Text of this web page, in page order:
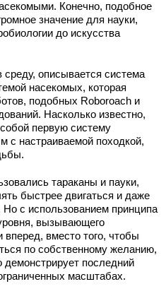
Конечно, подобное
значение для науки,
до искусства
описывается система
насекомых, которая
подобных Roboroach и
Насколько известно,
первую систему
с настраиваемой походкой,
тараканы и пауки,
быстрее двигаться и даже
с использованием принципа
вызывающего
вместо того, чтобы
по собственному желанию,
последний
масштабах.